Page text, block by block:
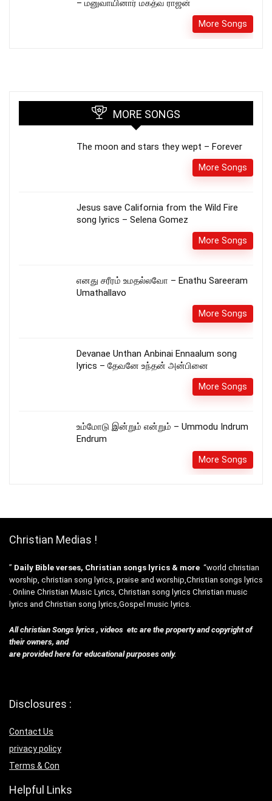
– மனுவாயினார் மகத்வ ராஜன்
More Songs
MORE SONGS
The moon and stars they wept – Forever
More Songs
Jesus save California from the Wild Fire
song lyrics – Selena Gomez
More Songs
எனது சரீரம் உமதல்லவோ – Enathu Sareeram
Umathallavo
More Songs
Devanae Unthan Anbinai Ennaalum song
lyrics – தேவனே உந்தன் அன்பினை
More Songs
உம்மோடு இன்றும் என்றும் – Ummodu Indrum
Endrum
More Songs
Christian Medias !
” Daily Bible verses, Christian songs lyrics & more “world christian
worship, christian song lyrics, praise and worship,Christian songs lyrics
. Online Christian Music Lyrics, Christian song lyrics Christian music
lyrics and Christian song lyrics,Gospel music lyrics.
All christian Songs lyrics , videos etc are the property and copyright of
their owners, and
are provided here for educational purposes only.
Disclosures :
Contact Us
privacy policy
Terms & Con
Helpful Links